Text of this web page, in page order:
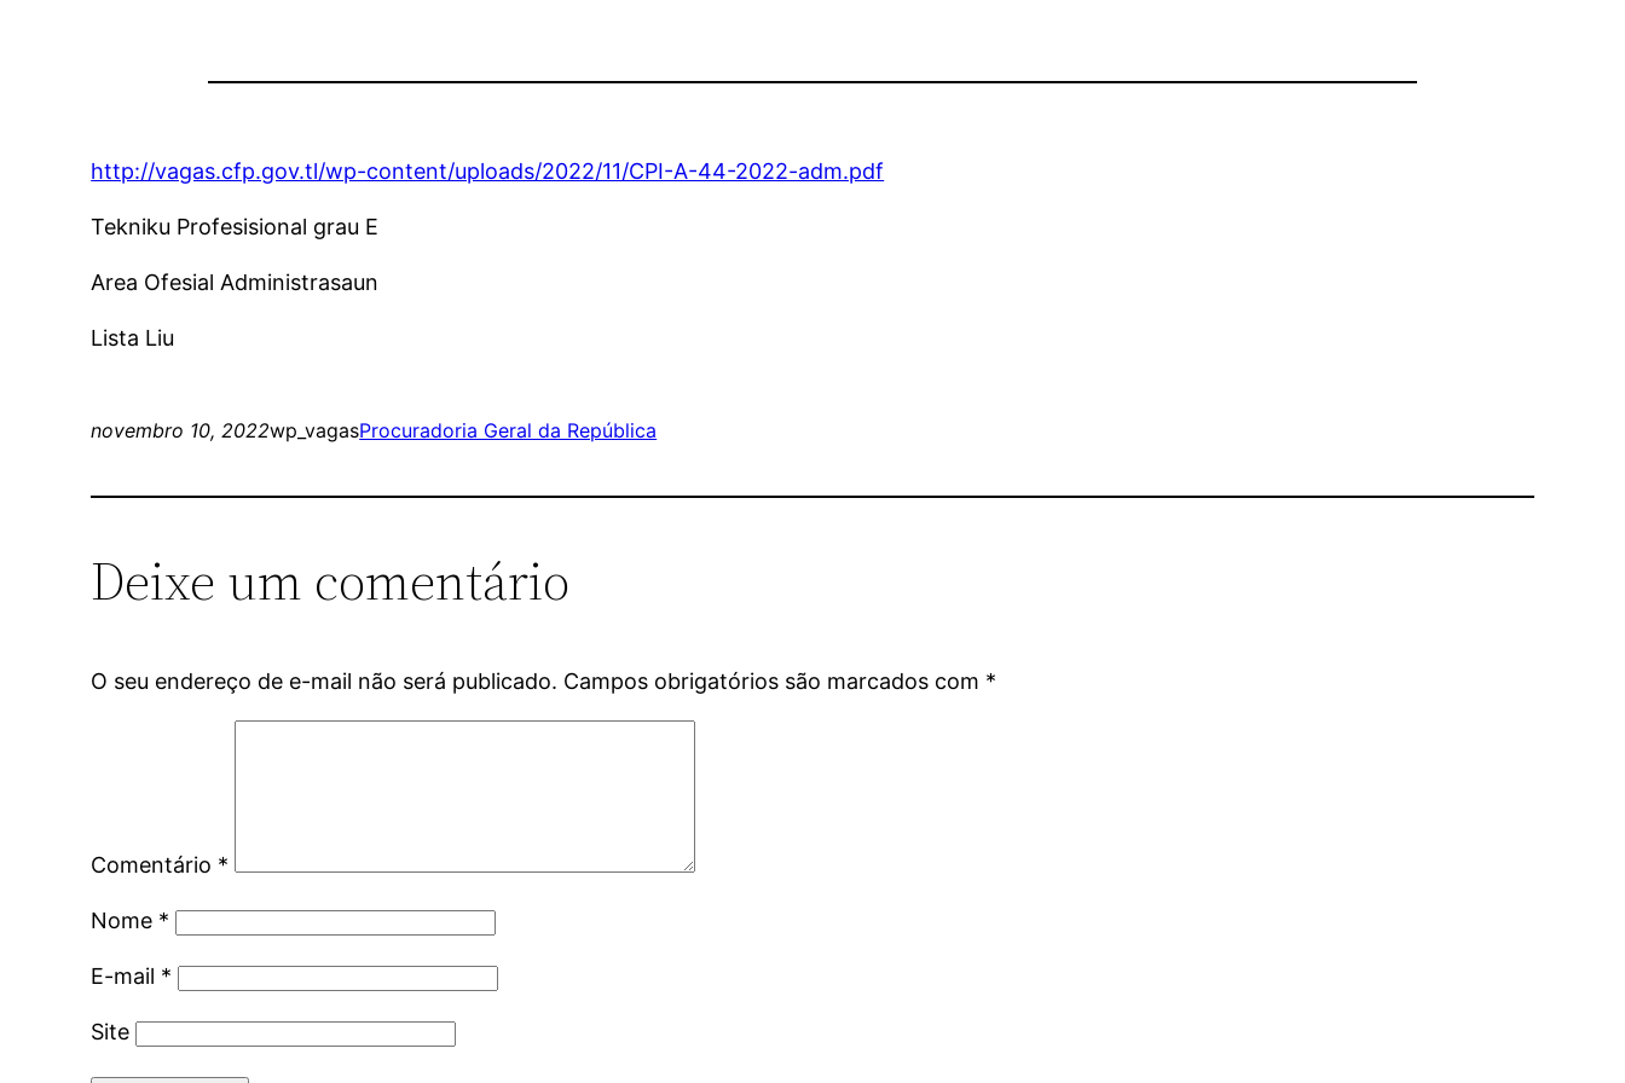
http://vagas.cfp.gov.tl/wp-content/uploads/2022/11/CPI-A-44-2022-adm.pdf
Tekniku Profesisional grau E
Area Ofesial Administrasaun
Lista Liu
novembro 10, 2022wp_vagasProcuradoria Geral da República
Deixe um comentário
O seu endereço de e-mail não será publicado. Campos obrigatórios são marcados com *
Comentário *
Nome *
E-mail *
Site